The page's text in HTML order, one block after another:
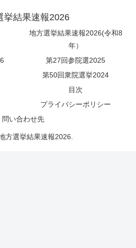
挙結果速報2026
地方選挙結果速報2026(令和8
年）
第27回参院選2025
第50回衆院選挙2024
目次
プライバシーポリシー
問い合わせ先
方選挙結果速報2026.